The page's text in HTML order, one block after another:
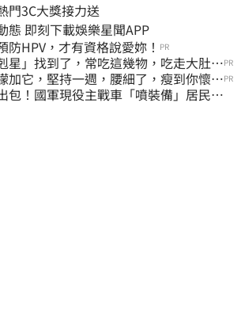
3C大獎接力送
一手掌握明星動態 即刻下載娛樂星聞APP
防HPV，才有資格說愛妳！ PR
星」找到了，常吃這幾物，吃走大肚
PR
加它，堅持一週，腰細了，瘦到你懷疑PR
包！國軍現役主戰車「噴裝備」居民撿